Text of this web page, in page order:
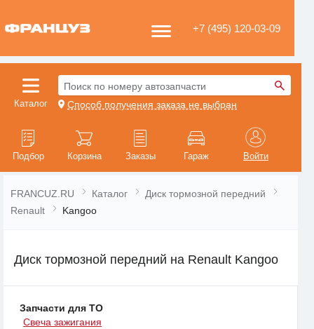
+7 (495) 120-03-09
Каталог
Поиск по номеру автозапчасти
Способ получения заказа не выбран
Подбор Корзина Заказы Гараж Войти
FRANCUZ.RU Каталог
Диск тормозной передний
Renault
Kangoo
Диск тормозной передний на Renault Kangoo
Запчасти для ТО
Свеча зажигания